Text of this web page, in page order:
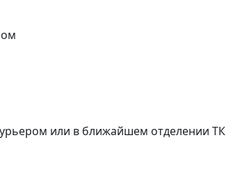
или в ближайшем отделении ТК